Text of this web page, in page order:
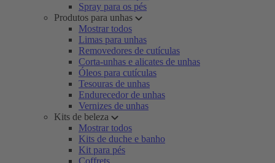
Spray para os pés
Produtos para unhas
Mostrar todos
Limas para unhas
Removedores de cutículas
Corta-unhas e alicates de unhas
Óleos para cutículas
Tesouras de unhas
Endurecedor de unhas
Vernizes de unhas
Kits de beleza
Mostrar todos
Kits de duche e banho
Kit para pés
Coffrets